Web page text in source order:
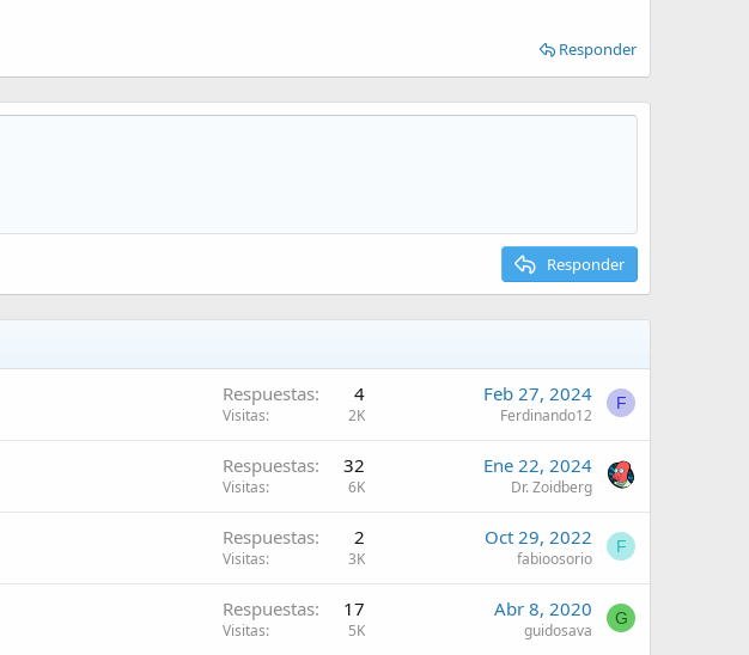
Responder
Responder
Respuestas 4
Visitas 2K
Feb 27, 2024
Ferdinando12
F
Respuestas 32
Visitas 6K
Ene 22, 2024
Dr. Zoidberg
Respuestas 2
Visitas 3K
Oct 29, 2022
fabioosorio
F
Respuestas 17
Visitas 5K
Abr 8, 2020
guidosava
G